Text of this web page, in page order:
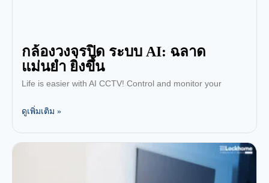
กล้องวงจรปิด ระบบ AI: ฉลาด
แม่นยำ ยิ่งขึ้น
Life is easier with AI CCTV! Control and monitor your
ดูเพิ่มเติม »